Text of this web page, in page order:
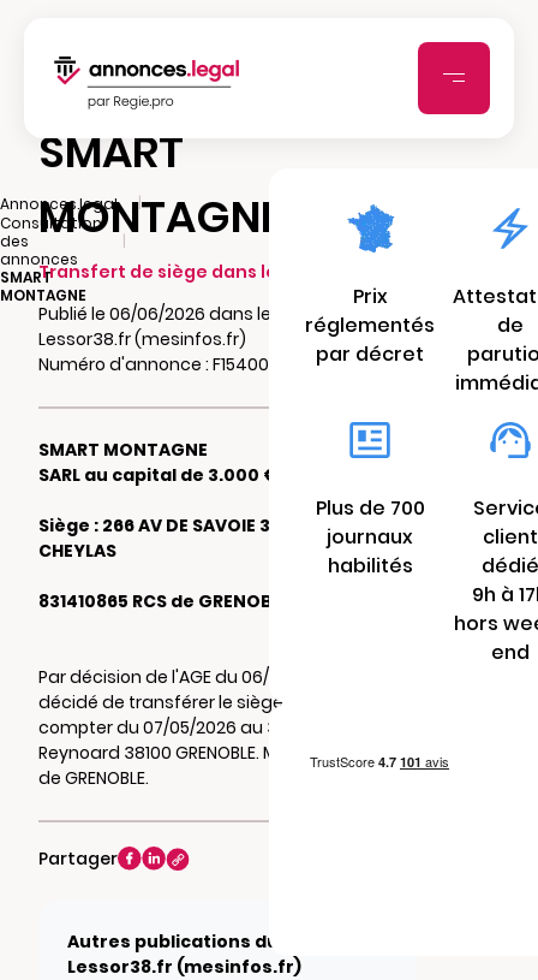
Annonces.legal
|
Consultation
des
annonces
|
SMART
MONTAGNE
SMART
MONTAGNE
Transfert de siège dans le même ressort
Publié le 06/06/2026 dans le journal
Lessor38.fr (mesinfos.fr)
Numéro d'annonce : F15400260mp1v
SMART MONTAGNE
SARL au capital de 3.000 €
Siège : 266 AV DE SAVOIE 38570 LE
CHEYLAS
831410865 RCS de GRENOBLE
Par décision de l'AGE du 06/05/2026, il a été
décidé de transférer le siège social à
compter du 07/05/2026 au 3 avenue Marie
Reynoard 38100 GRENOBLE. Mention au RCS
de GRENOBLE.
Partager
Autres publications du journal
Lessor38.fr (mesinfos.fr)
Prix
réglementés
par décret
de
Plus de 700
journaux
habilités
client
dédié
9h à
hors
end